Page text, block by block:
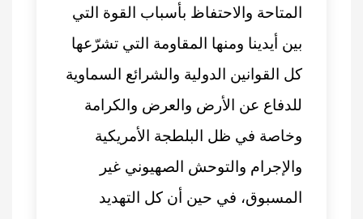
المتاحة والاحتفاظ بأسباب القوة التي
بين أيدينا ومنها المقاومة التي تشرّعها
كل القوانين الدولية والشرائع السماوية
للدفاع عن الأرض والعرض والكرامة
وخاصة في ظل البلطجة الأمريكية
والإجرام والتوحش الصهيوني غير
المسبوق، في حين أن كل التهديد